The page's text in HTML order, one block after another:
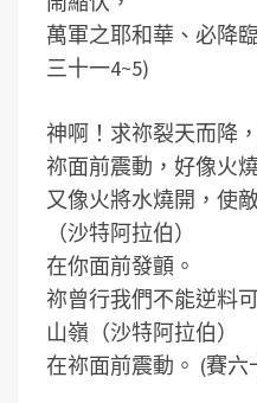
萬軍之耶和華、必降
三十一4~5)
神啊！求祢裂天而降
祢面前震動，好像火
又像火將水燒開，使
（沙特阿拉伯）
在你面前發顫。
祢曾行我們不能逆料
山嶺（沙特阿拉伯）
在祢面前震動。 (賽六